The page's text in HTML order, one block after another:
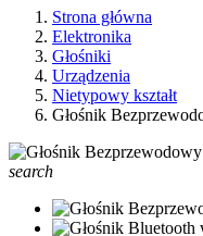
Strona główna
Elektronika
Głośniki
Urządzenia
Nietypowy kształt
Głośnik
search